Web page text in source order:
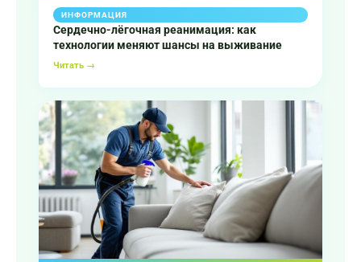
ИНФОРМАЦИЯ
Сердечно-лёгочная реанимация: как
технологии меняют шансы на выживание
Читать →